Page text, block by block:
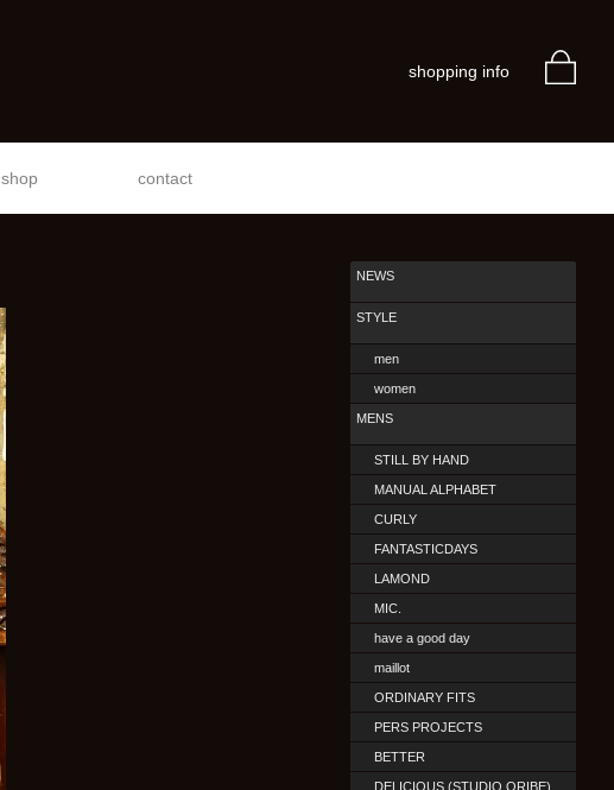
shopping info
shop contact
NEWS
STYLE
men
women
MENS
STILL BY HAND
MANUAL ALPHABET
CURLY
FANTASTICDAYS
LAMOND
MIC.
have a good day
maillot
ORDINARY FITS
PERS PROJECTS
BETTER
DELICIOUS (STUDIO ORIBE)